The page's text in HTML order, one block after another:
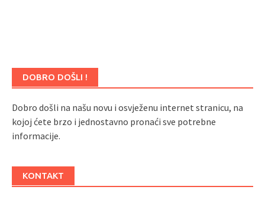
DOBRO DOŠLI !
Dobro došli na našu novu i osvježenu internet stranicu, na
kojoj ćete brzo i jednostavno pronaći sve potrebne
informacije.
KONTAKT